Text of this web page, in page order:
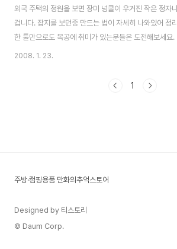
외국 주택의 정원을 보면 장미 넝쿨이 우거진 작은 정자
겁니다. 잡지를 보던중 만드는 법이 자세히 나와있어 정
한 툴만으로도 목공에 취미가 있는분들은 도전해보세요.
2008. 1. 23.
1
주방·캠핑용품 만화의추억스토어
Designed by 티스토리
© Daum Corp.